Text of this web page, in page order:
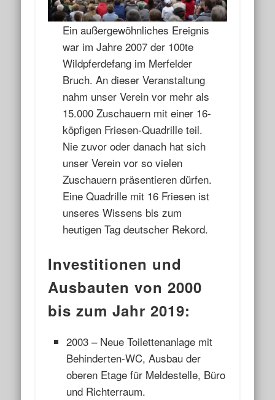
Ein außergewöhnliches Ereignis
war im Jahre 2007 der 100te
Wildpferdefang im Merfelder
Bruch. An dieser Veranstaltung
nahm unser Verein vor mehr als
15.000 Zuschauern mit einer 16-
köpfigen Friesen-Quadrille teil.
Nie zuvor oder danach hat sich
unser Verein vor so vielen
Zuschauern präsentieren dürfen.
Eine Quadrille mit 16 Friesen ist
unseres Wissens bis zum
heutigen Tag deutscher Rekord.
Investitionen und
Ausbauten von 2000
bis zum Jahr 2019:
2003 – Neue Toilettenanlage mit
Behinderten-WC, Ausbau der
oberen Etage für Meldestelle, Büro
und Richterraum.